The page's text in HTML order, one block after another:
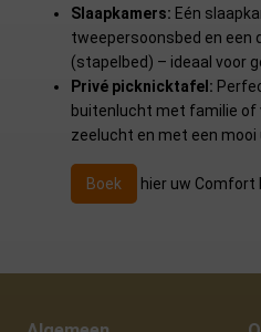
Slaapkamers: Eén
tweepersoonsbed en een
(stapelbed) – ideaal voor
Privé picknicktafel:
buitenlucht met familie of
zeelucht en met een
Boek hier uw Comfort